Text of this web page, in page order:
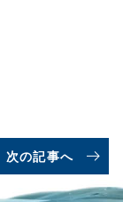
次の記事へ